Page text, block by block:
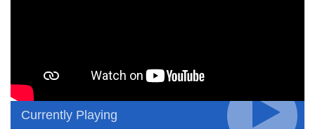
Currently Playing